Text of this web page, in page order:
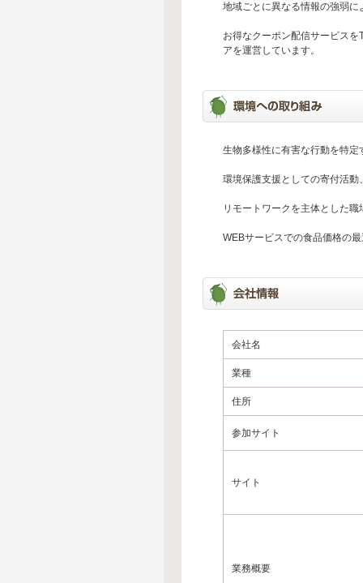
地域ごとに異なる情報の強弱
お得なクーポン配信サービス
アを運営しています。
生物多様性に有害な行動を特
環境保護支援としての寄付活
リモートワークを主体とした
WEBサービスでの食品価格の
会社名
業種
住所
参加サイト
サイト
業務概要